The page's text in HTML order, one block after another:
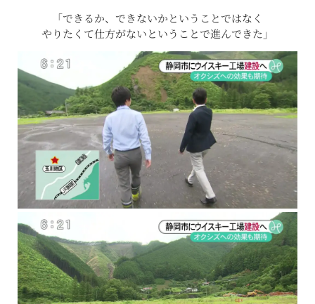
「できるか、できないかということではなく
やりたくて仕方がないということで進んできた」